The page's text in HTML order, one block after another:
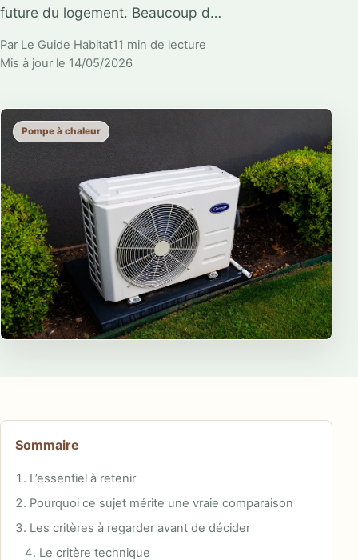
future du logement. Beaucoup d…
Par Le Guide Habitat11 min de lecture
Mis à jour le 14/05/2026
Pompe à chaleur
Sommaire
L’essentiel à retenir
Pourquoi ce sujet mérite une vraie comparaison
Les critères à regarder avant de décider
Le critère technique